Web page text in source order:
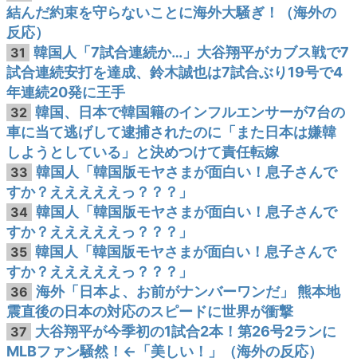
結んだ約束を守らないことに海外大騒ぎ！（海外の
反応）
31
韓国人「7試合連続か…」大谷翔平がカブス戦で7
試合連続安打を達成、鈴木誠也は7試合ぶり19号で4
年連続20発に王手
32 韓国、日本で韓国籍のインフルエンサーが7台の
車に当て逃げして逮捕されたのに「また日本は嫌韓
しようとしている」と決めつけて責任転嫁
33 韓国人「韓国版モヤさまが面白い！息子さんで
すか？えええええっ？？？」
34 韓国人「韓国版モヤさまが面白い！息子さんで
すか？えええええっ？？？」
35 韓国人「韓国版モヤさまが面白い！息子さんで
すか？えええええっ？？？」
36 海外「日本よ、お前がナンバーワンだ」 熊本地
震直後の日本の対応のスピードに世界が衝撃
37 大谷翔平が今季初の1試合2本！第26号2ランに
MLBファン騒然！←「美しい！」（海外の反応）